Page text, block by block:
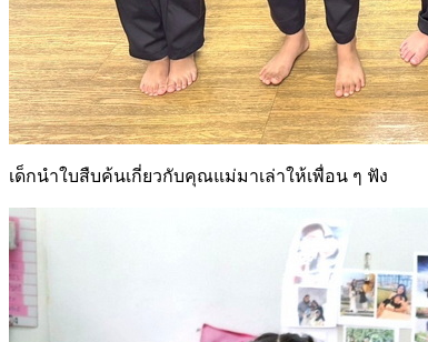
เด็กนำใบสืบค้นเกี่ยวกับคุณแม่มาเล่าให้เพื่อน ๆ ฟัง